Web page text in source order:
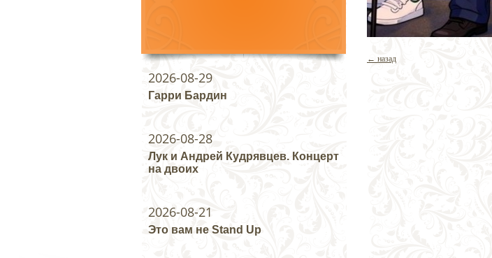
← назад
2026-08-29
Гарри Бардин
2026-08-28
Лук и Андрей Кудрявцев. Концерт
на двоих
2026-08-21
Это вам не Stand Up